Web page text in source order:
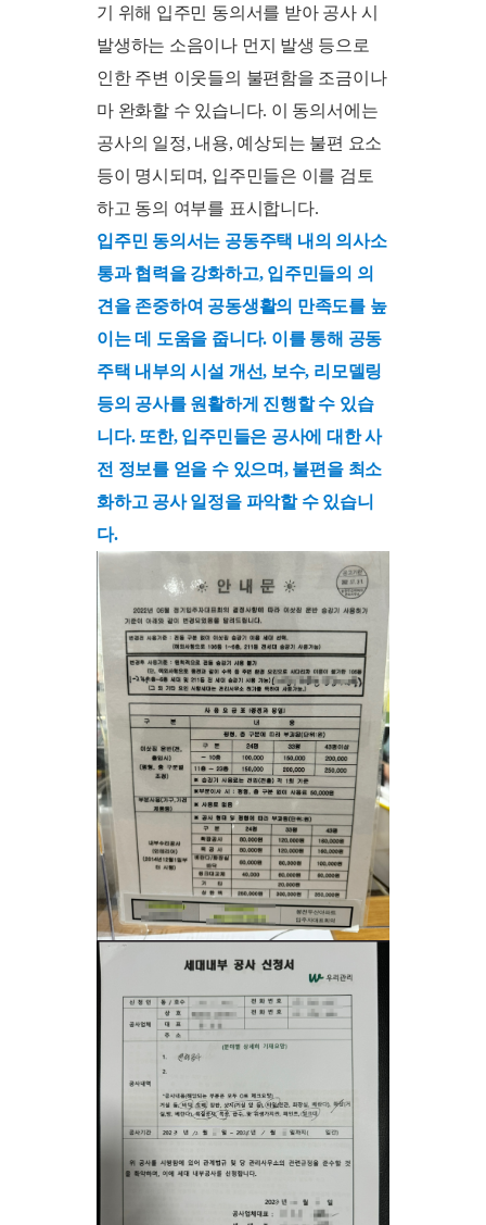
기 위해 입주민 동의서를 받아 공사 시
발생하는 소음이나 먼지 발생 등으로
인한 주변 이웃들의 불편함을 조금이나
마 완화할 수 있습니다. 이 동의서에는
공사의 일정, 내용, 예상되는 불편 요소
등이 명시되며, 입주민들은 이를 검토
하고 동의 여부를 표시합니다.
입주민 동의서는 공동주택 내의 의사소
통과 협력을 강화하고, 입주민들의 의
견을 존중하여 공동생활의 만족도를 높
이는 데 도움을 줍니다. 이를 통해 공동
주택 내부의 시설 개선, 보수, 리모델링
등의 공사를 원활하게 진행할 수 있습
니다. 또한, 입주민들은 공사에 대한 사
전 정보를 얻을 수 있으며, 불편을 최소
화하고 공사 일정을 파악할 수 있습니
다.